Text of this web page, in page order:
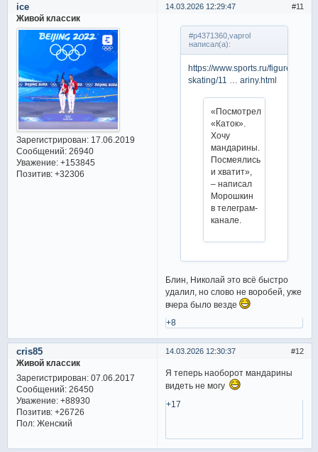
11
14.03.2026 12:29:47
ice
Живой классик
Зарегистрирован: 17.06.2019
Сообщений:26940
Уважение: +153845
Позитив: +32306
#p4371360,vaprol
написал(а):
https://www.sports.ru/figure-
skating/11 … ariny.html
«Посмотрел
«Каток».
Хочу
мандарины.
Посмеялись
и хватит»,
– написал
Морошкин
в телеграм-
канале.
Блин, Николай это всё быстро
удалил, но слово не воробей, уже
вчера было везде
+8
12
14.03.2026 12:30:37
cris85
Живой классик
Зарегистрирован: 07.06.2017
Сообщений:26450
Уважение: +88930
Позитив: +26726
Пол:Женский
Я теперь наоборот мандарины
видеть не могу
+17